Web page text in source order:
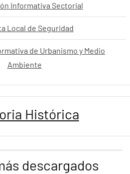
Informativa Sectorial
Local de Seguridad
de Urbanismo y Medio
Ambiente
Histórica
descargados